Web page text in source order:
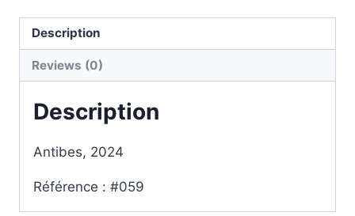
Description
Reviews (0)
Description
Antibes, 2024
Référence : #059